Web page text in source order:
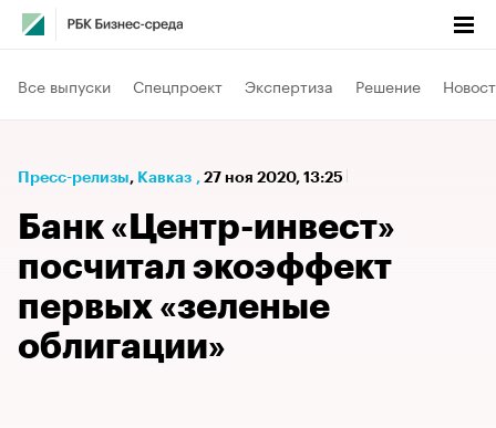
Все выпуски Спецпроект Экспертиза Решение
Пресс-релизы⁠, Кавказ , 27 ноя 2020, 13:25
Банк «Центр-инвест»
посчитал экоэффект
первых «зеленые
облигации»